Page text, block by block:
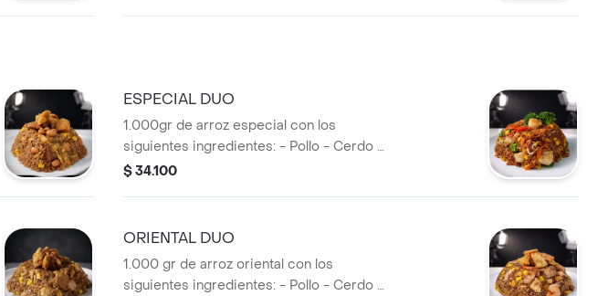
ESPECIAL DUO
1.000gr de arroz especial con los
siguientes ingredientes: - Pollo - Cerdo -
Camarón - Maíz - Raíz china - Brócoli -
$ 34.100
ORIENTAL DUO
1.000 gr de arroz oriental con los
siguientes ingredientes: - Pollo - Cerdo -